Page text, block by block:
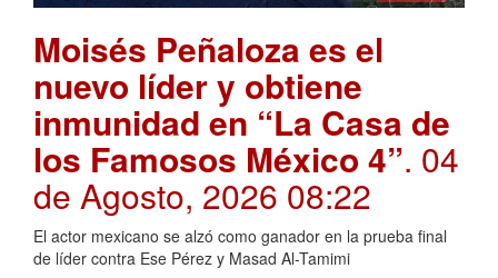
Moisés Peñaloza es el
nuevo líder y obtiene
inmunidad en “La Casa de
los Famosos México 4”. 04
de Agosto, 2026 08:22
El actor mexicano se alzó como ganador en la prueba final
de líder contra Ese Pérez y Masad Al-Tamimi